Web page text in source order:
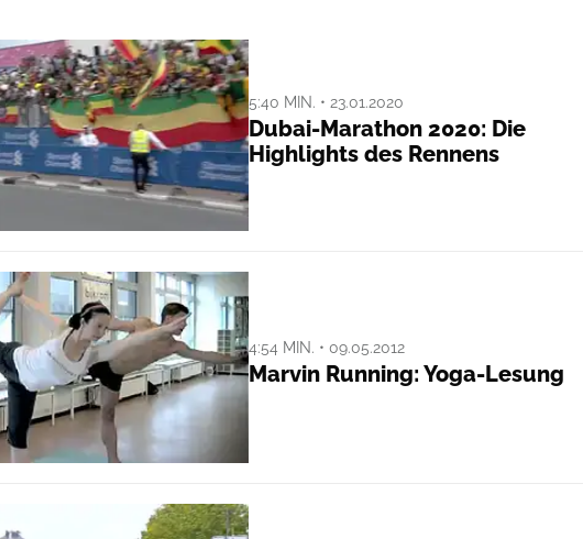
5:40 MIN. • 23.01.2020
Dubai-Marathon 2020: Die
Highlights des Rennens
4:54 MIN. • 09.05.2012
Marvin Running: Yoga-Lesung